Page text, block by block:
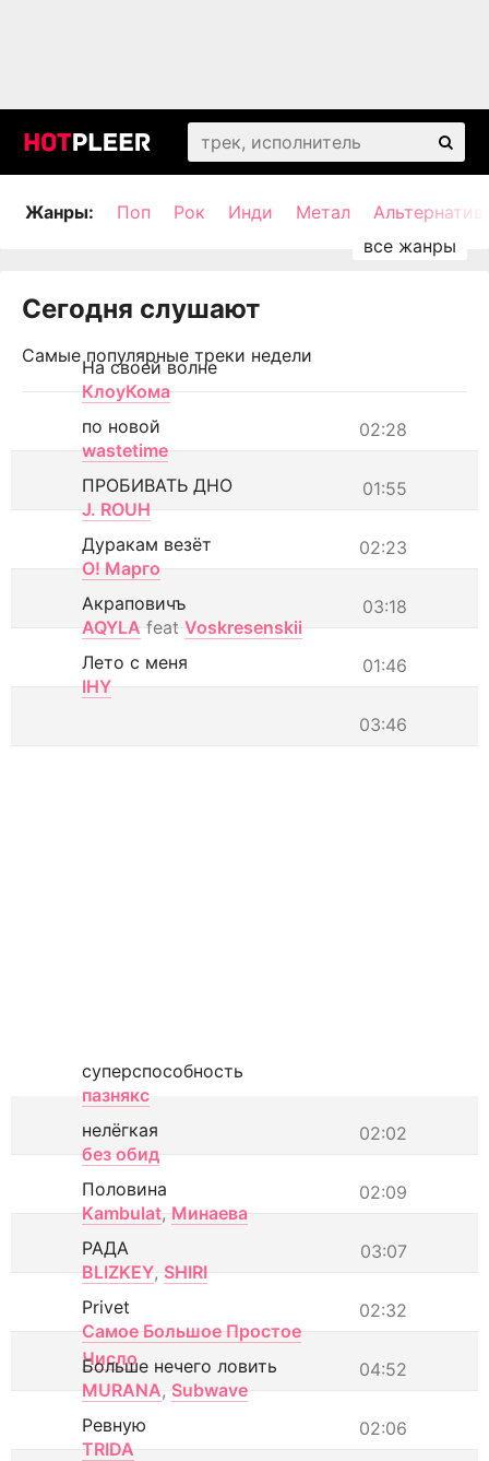
Жанры: Поп Рок Инди Метал
Сегодня слушают
Самые популярные треки недели
На своей волне
КлоуКома
02:28
по новой
wastetime
01:55
ПРОБИВАТЬ ДНО
J. ROUH
02:23
Дуракам везёт
О! Марго
03:18
Акраповичъ
AQYLA feat Voskresenskii
01:46
Лето с меня
IHY
03:46
суперспособность
пазнякс
02:02
нелёгкая
без обид
02:09
Половина
Kambulat, Минаева
03:07
РАДА
BLIZKEY, SHIRI
02:32
Privet
Самое Большое Простое
Число
04:52
Больше нечего ловить
MURANA, Subwave
02:06
Ревную
TRIDA